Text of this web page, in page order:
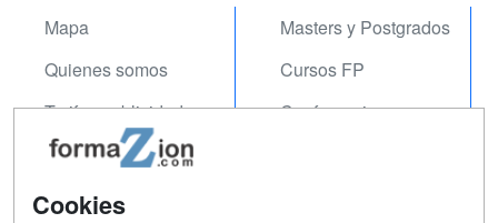
Mapa
Quienes somos
Tarifas publicidad
Acceso Usuarios
Acceso Centros
Masters y Postgrados
Cursos FP
Conferencias
Cookies